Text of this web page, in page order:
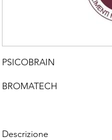
PSICOBRAIN
BROMATECH
Descrizione